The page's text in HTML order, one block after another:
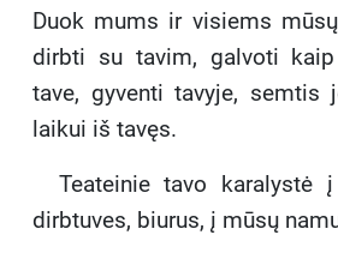
Duok mums ir visiems
dirbti su tavim, galvoti
tave, gyventi tavyje, semtis
laikui iš tavęs.
Teateinie tavo karalystė
dirbtuves, biurus, į mūsų